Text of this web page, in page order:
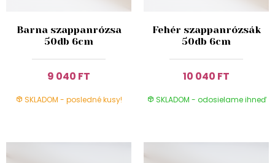
Barna szappanrózsa
50db 6cm
9 040 FT
SKLADOM - posledné kusy!
Fehér szappanrózsák
50db 6cm
10 040 FT
SKLADOM - odosielame ihneď